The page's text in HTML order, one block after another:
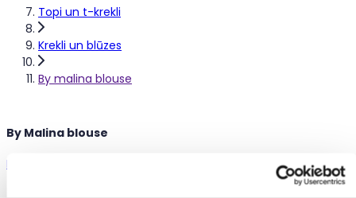
Topi un t-krekli
Krekli un blūzes
By malina blouse
By Malina blouse
By Malina